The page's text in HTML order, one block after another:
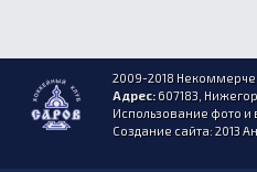
2009-2018
Адрес:607183,
Использование фото и
Создание сайта: 2013